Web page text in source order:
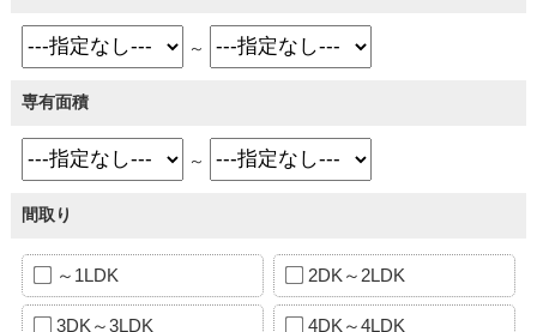
～
専有面積
～
間取り
～1LDK 2DK～2LDK
3DK～3LDK 4DK～4LDK